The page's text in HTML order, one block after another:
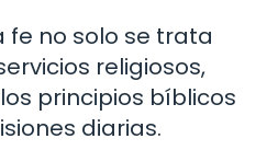
fe no solo se trata
religiosos,
principios bíblicos
diarias.